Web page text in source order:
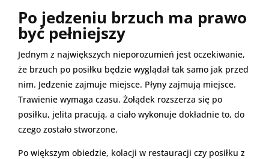
Po jedzeniu brzuch ma prawo
być pełniejszy
Jednym z największych nieporozumień jest oczekiwanie,
że brzuch po posiłku będzie wyglądał tak samo jak przed
nim. Jedzenie zajmuje miejsce. Płyny zajmują miejsce.
Trawienie wymaga czasu. Żołądek rozszerza się po
posiłku, jelita pracują, a ciało wykonuje dokładnie to, do
czego zostało stworzone.
Po większym obiedzie, kolacji w restauracji czy posiłku z